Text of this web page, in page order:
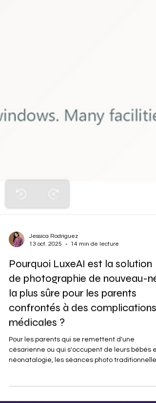
13 oct. 2025
14 min de lecture
Pourquoi LuxeAI est la solution
de photographie de nouveau-né
la plus sûre pour les parents
confrontés à des complications
médicales ?
Pour les parents qui se remettent d'une
césarienne ou qui s'occupent de leurs bébés
pour nouveau-nés présentent des risques